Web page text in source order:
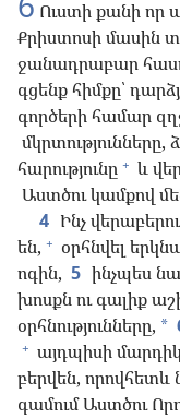
Ուստի քանի որ
Քրիստոսի մասին
ջանադրաբար
գցենք հիմքը՝
գործերի համար
մկրտությունները,
հարությունը + և
Աստծու կամքով
4 Ինչ
են, + օրհնվել
ոգին, 5 ինչպես
խոսքն ու գալիք
օրհնությունները, *
+ այդպիսի
բերվեն, որովհետև
գամում Աստծու